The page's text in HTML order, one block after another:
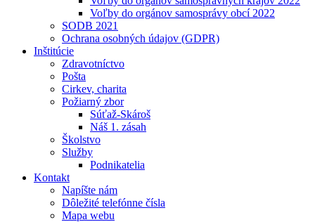
Voľby do orgánov samosprávy obcí 2022
SODB 2021
Ochrana osobných údajov (GDPR)
Inštitúcie
Zdravotníctvo
Pošta
Cirkev, charita
Požiarný zbor
Súťaž-Skároš
Náš 1. zásah
Školstvo
Služby
Podnikatelia
Kontakt
Napíšte nám
Dôležité telefónne čísla
Mapa webu